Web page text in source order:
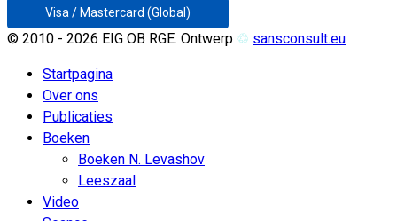
Visa / Mastercard (Global)
© 2010 - 2026 EIG OB RGE. Ontwerp ♲ sansconsult.eu
Startpagina
Over ons
Publicaties
Boeken
Boeken N. Levashov
Leeszaal
Video